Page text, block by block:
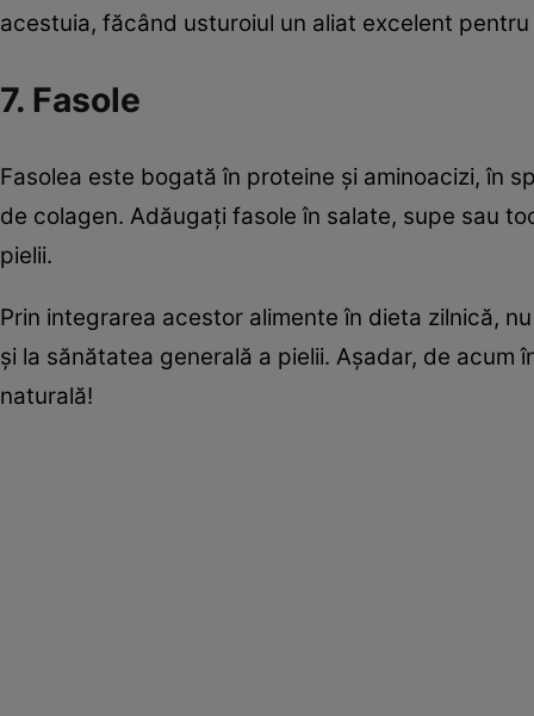
acestuia, făcând usturoiul un aliat excelent
7. Fasole
Fasolea este bogată în proteine și aminoacizi, în
de colagen. Adăugați fasole în salate, supe sau
pielii.
Prin integrarea acestor alimente în dieta zilnică,
și la sănătatea generală a pielii. Așadar, de
naturală!